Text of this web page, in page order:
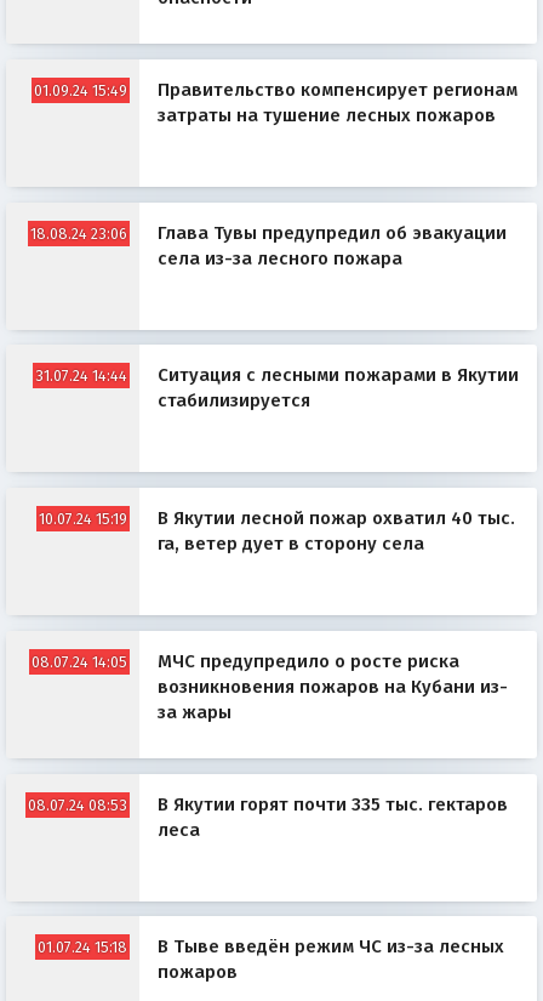
01.09.24 15:49
Правительство компенсирует регионам
затраты на тушение лесных пожаров
18.08.24 23:06
Глава Тувы предупредил об эвакуации
села из-за лесного пожара
31.07.24 14:44
Ситуация с лесными пожарами в Якутии
стабилизируется
10.07.24 15:19
В Якутии лесной пожар охватил 40 тыс.
га, ветер дует в сторону села
08.07.24 14:05
МЧС предупредило о росте риска
возникновения пожаров на Кубани из-
за жары
08.07.24 08:53
В Якутии горят почти 335 тыс. гектаров
леса
01.07.24 15:18
В Тыве введён режим ЧС из-за лесных
пожаров